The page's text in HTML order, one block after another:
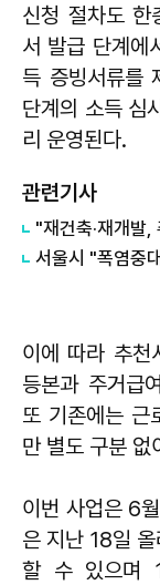
신청 절차도 한
서 발급 단계에
득 증빙서류를
단계의 소득 심
리 운영된다.
관련기사
이에 따라 추천
등본과 주거급
또 기존에는 근
만 별도 구분 없
이번 사업은 6
은 지난 18일
할 수 있으며